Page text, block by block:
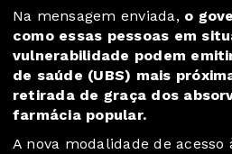
Na mensagem enviada, o
como essas pessoas em
vulnerabilidade podem
de saúde (UBS) mais
retirada de graça dos
farmácia popular.
A nova modalidade de acesso